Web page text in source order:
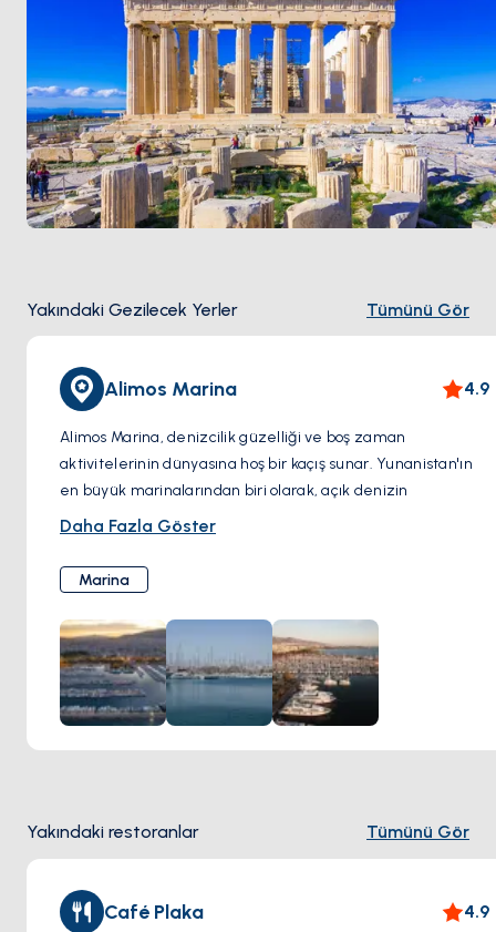
Yakındaki Gezilecek Yerler Tümünü Gör
Alimos Marina 4.9
Alimos Marina, denizcilik güzelliği ve boş zaman
aktivitelerinin dünyasına hoş bir kaçış sunar. Yunanistan'ın
en büyük marinalarından biri olarak, açık denizin
cazibesinin bir yansıması olan bir dizi yat ve yelkenliye ev
ziyaretçilerin ambiyansın tadını çıkarmasını sağlar; sakin
suların içinde nazikçe sallanan gemilerin zarif hatlarını ve
şık tasarımlarını hayranlıkla izlerler.
Rahatlama arayanlar için, sahil kafeleri davetkar
atmosferleriyle bekler; ziyaretçilere, gemilerin geçişi
sırasında keyifli bir içki içmeleri veya leziz yemeklerin
tadını çıkarmaları için mükemmel bir ortam sunarlar.
Maceracı ruhlar, marinadan ayrılan tekne turlarına katılarak
Daha Fazla Göster
Marina
Yakındaki restoranlar Tümünü Gör
Café Plaka 4.9